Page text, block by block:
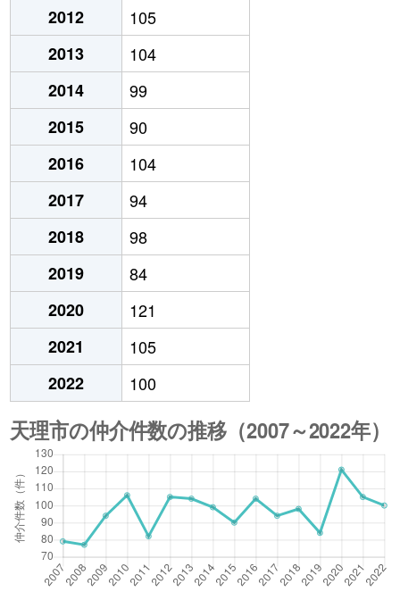
2012
105
2013
104
2014
99
2015
90
2016
104
2017
94
2018
98
2019
84
2020
121
2021
105
2022
100